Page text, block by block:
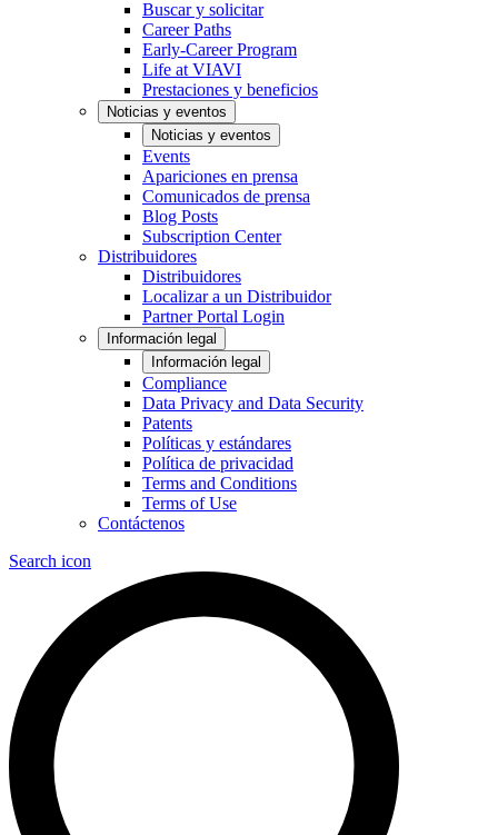
Buscar y solicitar
Career Paths
Early-Career Program
Life at VIAVI
Prestaciones y beneficios
Noticias y eventos
Noticias y eventos
Events
Apariciones en prensa
Comunicados de prensa
Blog Posts
Subscription Center
Distribuidores
Distribuidores
Localizar a un Distribuidor
Partner Portal Login
Información legal
Información legal
Compliance
Data Privacy and Data Security
Patents
Políticas y estándares
Política de privacidad
Terms and Conditions
Terms of Use
Contáctenos
Search icon